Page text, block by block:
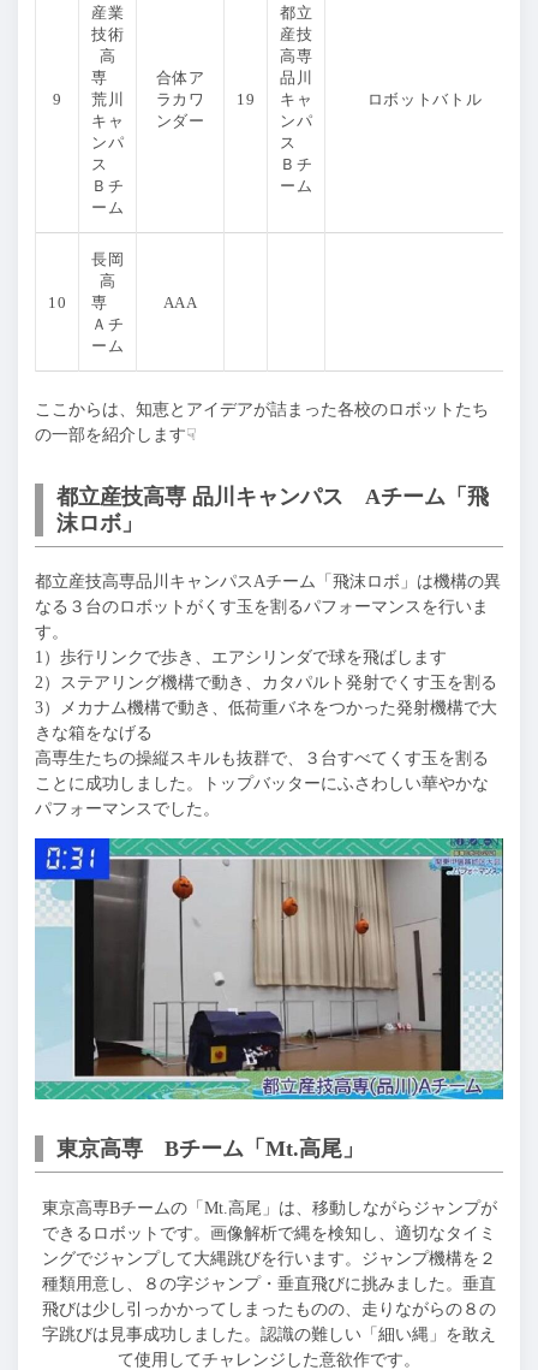
9
産業
技術
高
専
荒川
キャ
ンパ
ス
Ｂチ
ーム
合体ア
ラカワ
ンダー
19
都立
産技
高専
品川
キャ
ンパ
ス
Ｂチ
ーム
ロボットバトル
10
長岡
高
専
Ａチ
ーム
AAA
ここからは、知恵とアイデアが詰まった各校のロボットたち
の一部を紹介します☟
都立産技高専 品川キャンパス Aチーム「飛
沫ロボ」
都立産技高専品川キャンパスAチーム「飛沫ロボ」は機構の異
なる３台のロボットがくす玉を割るパフォーマンスを行いま
す。
1）歩行リンクで歩き、エアシリンダで球を飛ばします
2）ステアリング機構で動き、カタパルト発射でくす玉を割る
3）メカナム機構で動き、低荷重バネをつかった発射機構で大
きな箱をなげる
高専生たちの操縦スキルも抜群で、３台すべてくす玉を割る
ことに成功しました。トップバッターにふさわしい華やかな
パフォーマンスでした。
東京高専 Bチーム「Mt.高尾」
東京高専Bチームの「Mt.高尾」は、移動しながらジャンプが
できるロボットです。画像解析で縄を検知し、適切なタイミ
ングでジャンプして大縄跳びを行います。ジャンプ機構を２
種類用意し、８の字ジャンプ・垂直飛びに挑みました。垂直
飛びは少し引っかかってしまったものの、走りながらの８の
字跳びは見事成功しました。認識の難しい「細い縄」を敢え
て使用してチャレンジした意欲作です。